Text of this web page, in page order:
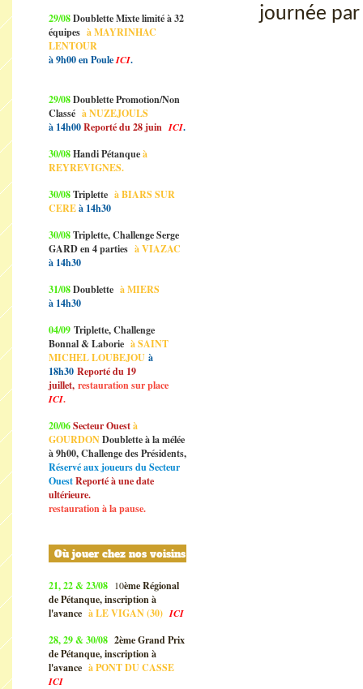
29/08Doublette Mixte limité à 32
équipes à MAYRINHAC
LENTOUR
à 9h00 en PouleICI.
29/08Doublette Promotion/Non
Classé à NUZEJOULS
à 14h00Reporté du 28 juin ICI.
30/08Handi Pétanqueà
REYREVIGNES.
30/08Triplette à BIARS SUR
CEREà 14h30
30/08Triplette, Challenge Serge
GARD en 4 parties à VIAZAC
à 14h30
31/08Doublette à MIERS
à 14h30
04/09 Triplette, Challenge
Bonnal & Laborie à SAINT
MICHEL LOUBEJOU à
18h30 Reporté du 19
juillet, restauration sur place
ICI.
20/06Secteur Ouestà
GOURDONDoublette à la mélée
à 9h00, Challenge des Présidents,
Réservé aux joueurs du Secteur
OuestReporté à une date
ultérieure.
restauration à la pause.
Où jouer chez nos voisins
21, 22 & 23/08 10ème Régional
de Pétanque, inscription à
l'avance àLE VIGAN (30) ICI
28, 29 & 30/08 2ème Grand Prix
de Pétanque, inscription à
l'avance àPONT DU CASSE
ICI
journée par